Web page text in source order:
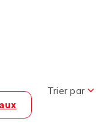
Trier par